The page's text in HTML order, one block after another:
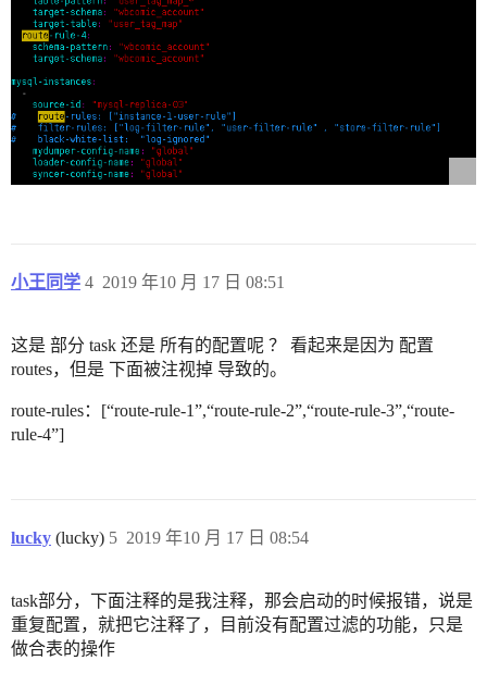
小王同学 2019 年10 月 17 日 08:51
4
这是 部分 task 还是 所有的配置呢 ？ 看起来是因为 配置
routes，但是 下面被注视掉 导致的。
route-rules：[“route-rule-1”,“route-rule-2”,“route-rule-3”,“route-
rule-4”]
lucky (lucky) 2019 年10 月 17 日 08:54
5
task部分，下面注释的是我注释，那会启动的时候报错，说是
重复配置，就把它注释了，目前没有配置过滤的功能，只是
做合表的操作